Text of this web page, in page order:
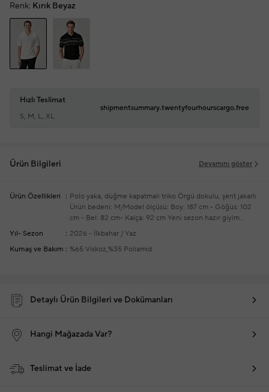
Renk: Kırık Beyaz
Hızlı Teslimat
S, M, L, XL
shipmentsummary.twentyfourhourscargo.free
Ürün Bilgileri Devamını göster
Ürün Özellikleri Polo yaka, düğme kapatmalı triko Örgü dokulu, şerit jakarlı
Ürün bedeni: M/Model ölçüsü: Boy: 187 cm - Göğüs: 102
cm - Bel: 82 cm- Kalça: 92 cm Yeni sezon hazır giyim
alışverişlerinizde ücretsiz tadilatyapılmaktadır
Yıl- Sezon
2026 - İlkbahar / Yaz
Kumaş ve Bakım
%65 Viskoz,%35 Poliamid
Detaylı Ürün Bilgileri ve Dokümanları
Hangi Mağazada Var?
Teslimat ve İade